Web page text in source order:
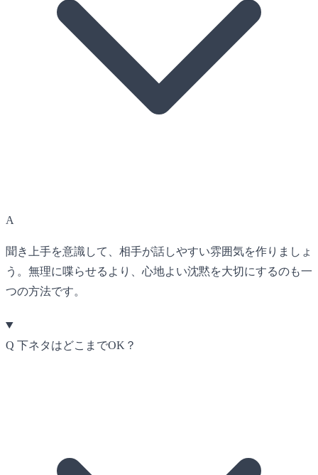
A
聞き上手を意識して、相手が話しやすい雰囲気を作りましょ
う。無理に喋らせるより、心地よい沈黙を大切にするのも一
つの方法です。
Q 下ネタはどこまでOK？